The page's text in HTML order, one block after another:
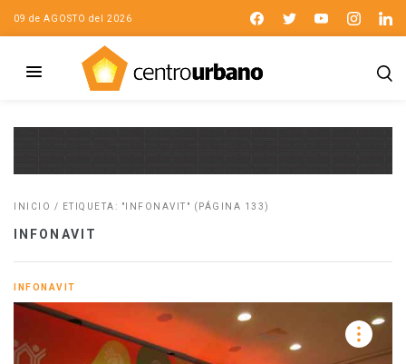
09 de AGOSTO del 2026
INICIO / ETIQUETA: "INFONAVIT" (PÁGINA 133)
INFONAVIT
INFONAVIT